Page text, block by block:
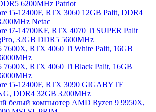
6200MHz Patriot
i5-12400F, RTX 3060 12GB Palit, DDR4
Netac
i7-14700KF, RTX 4070 Ti SUPER Palit
32GB DDR5 5600MHz
7600X, RTX 4060 Ti White Palit, 16GB
7600X, RTX 4060 Ti Black Palit, 16GB
i5-12400F, RTX 3090 GIGABYTE
DDR4 32GB 3200MHz
белый компьютер AMD Ryzen 9 9950X,